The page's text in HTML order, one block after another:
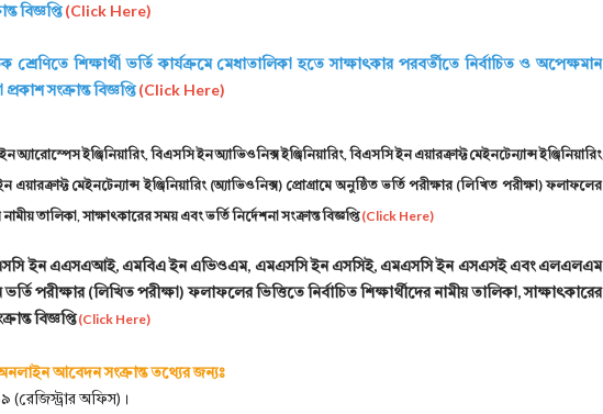
বিজ্ঞপ্তি(Click Here)
শ্রেণিতে শিক্ষার্থী ভর্তি কার্যক্রমে মেধাতালিকা হতে সাক্ষাৎকার পরবর্তীতে নির্বাচিত ও অপেক্ষমান
সংক্রান্ত বিজ্ঞপ্তি(Click Here)
অ্যারোস্পেস ইঞ্জিনিয়ারিং, বিএসসি ইন অ্যাভিওনিক্স ইঞ্জিনিয়ারিং, বিএসসি ইন এয়ারক্রাফ্ট মেইনটেন্যান্স ইঞ্জিনিয়ারিং
মেইনটেন্যান্স ইঞ্জিনিয়ারিং (অ্যাভিওনিক্স) প্রোগ্রামে অনুষ্ঠিত ভর্তি পরীক্ষার (লিখিত পরীক্ষা) ফলাফলের
নামীয় তালিকা, সাক্ষাৎকারের সময় এবং ভর্তি নির্দেশনা সংক্রান্ত বিজ্ঞপ্তি (Click Here)
ইন এএসএআই, এমবিএ ইন এভিওএম, এমএসসি ইন এসসিই, এমএসসি ইন এসএসই এবং এলএলএম
পরীক্ষার (লিখিত পরীক্ষা) ফলাফলের ভিত্তিতে নির্বাচিত শিক্ষার্থীদের নামীয় তালিকা, সাক্ষাৎকারের
বিজ্ঞপ্তি(Click Here)
আবেদন সংক্রান্ত তথ্যের জন্যঃ
অফিস)।